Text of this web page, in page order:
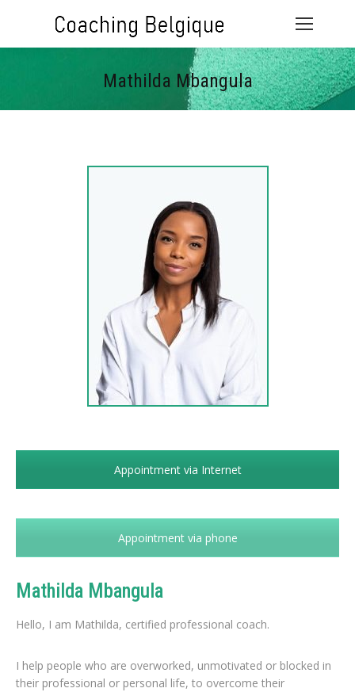
Mathilda Mbangula
Vous êtes ici :
Appointment via Internet
Appointment via phone
Mathilda Mbangula
Hello, I am Mathilda, certified professional coach.
I help people who are overworked, unmotivated or blocked in
their professional or personal life, to overcome their